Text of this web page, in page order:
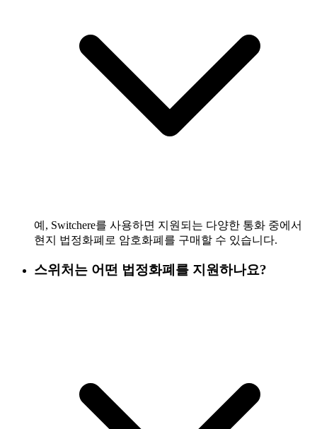
예, Switchere를 사용하면 지원되는 다양한 통화 중에서
현지 법정화폐로 암호화폐를 구매할 수 있습니다.
스위처는 어떤 법정화폐를 지원하나요?